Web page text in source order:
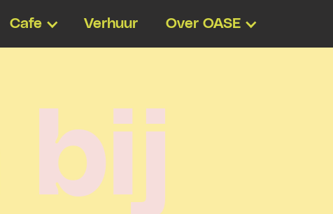
Cafe Verhuur Over OASE
bij